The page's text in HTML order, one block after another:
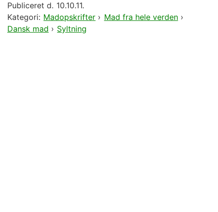
Publiceret d. 10.10.11.
Kategori: Madopskrifter › Mad fra hele verden›
Dansk mad › Syltning